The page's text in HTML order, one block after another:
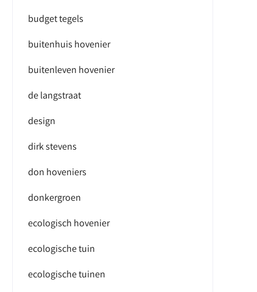
budget tegels
buitenhuis hovenier
buitenleven hovenier
de langstraat
design
dirk stevens
don hoveniers
donkergroen
ecologisch hovenier
ecologische tuin
ecologische tuinen